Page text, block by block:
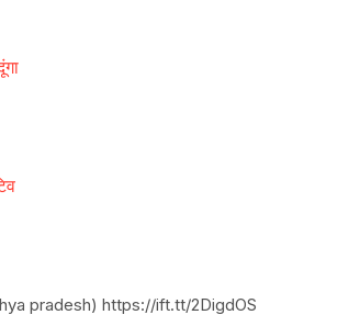
pradesh) https://ift.tt/2DigdOS